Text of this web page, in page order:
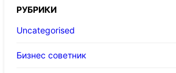
РУБРИКИ
Uncategorised
Бизнес советник